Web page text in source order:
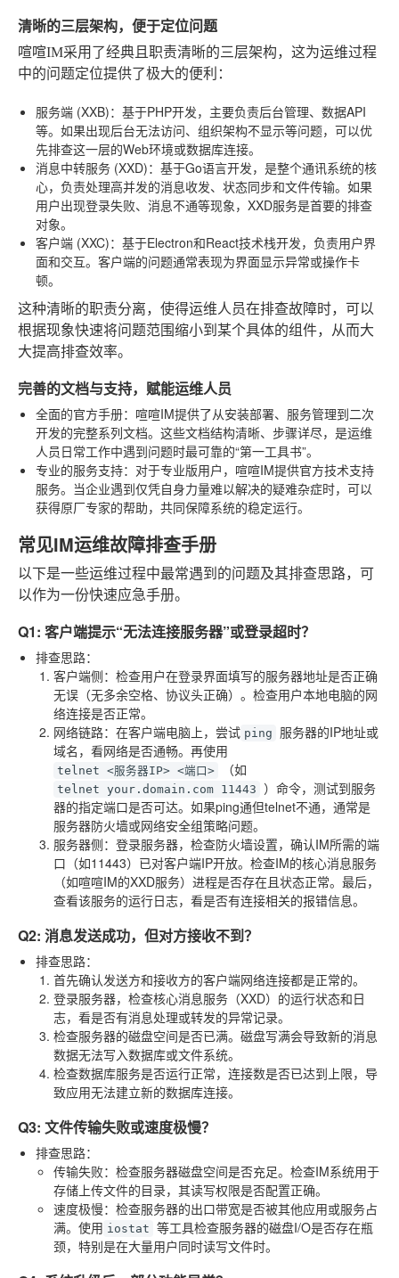
清晰的三层架构，便于定位问题
喧喧IM采用了经典且职责清晰的三层架构，这为运维过程
中的问题定位提供了极大的便利：
服务端 (XXB)：基于PHP开发，主要负责后台管理、数据API
等。如果出现后台无法访问、组织架构不显示等问题，可以优
先排查这一层的Web环境或数据库连接。
消息中转服务 (XXD)：基于Go语言开发，是整个通讯系统的核
心，负责处理高并发的消息收发、状态同步和文件传输。如果
用户出现登录失败、消息不通等现象，XXD服务是首要的排查
对象。
客户端 (XXC)：基于Electron和React技术栈开发，负责用户界
面和交互。客户端的问题通常表现为界面显示异常或操作卡
顿。
这种清晰的职责分离，使得运维人员在排查故障时，可以
根据现象快速将问题范围缩小到某个具体的组件，从而大
大提高排查效率。
完善的文档与支持，赋能运维人员
全面的官方手册：喧喧IM提供了从安装部署、服务管理到二次
开发的完整系列文档。这些文档结构清晰、步骤详尽，是运维
人员日常工作中遇到问题时最可靠的“第一工具书”。
专业的服务支持：对于专业版用户，喧喧IM提供官方技术支持
服务。当企业遇到仅凭自身力量难以解决的疑难杂症时，可以
获得原厂专家的帮助，共同保障系统的稳定运行。
常见IM运维故障排查手册
以下是一些运维过程中最常遇到的问题及其排查思路，可
以作为一份快速应急手册。
Q1: 客户端提示“无法连接服务器”或登录超时？
排查思路：
客户端侧：检查用户在登录界面填写的服务器地址是否正确
无误（无多余空格、协议头正确）。检查用户本地电脑的网
络连接是否正常。
网络链路：在客户端电脑上，尝试 ping
服务器的IP地址或
域名，看网络是否通畅。再使用
telnet <服务器IP> <端口> （如
telnet your.domain.com 11443
）命令，测试到服务
器的指定端口是否可达。如果ping通但telnet不通，通常是
服务器防火墙或网络安全组策略问题。
服务器侧：登录服务器，检查防火墙设置，确认IM所需的端
口（如11443）已对客户端IP开放。检查IM的核心消息服务
（如喧喧IM的XXD服务）进程是否存在且状态正常。最后，
查看该服务的运行日志，看是否有连接相关的报错信息。
Q2: 消息发送成功，但对方接收不到？
排查思路：
首先确认发送方和接收方的客户端网络连接都是正常的。
登录服务器，检查核心消息服务（XXD）的运行状态和日
志，看是否有消息处理或转发的异常记录。
检查服务器的磁盘空间是否已满。磁盘写满会导致新的消息
数据无法写入数据库或文件系统。
检查数据库服务是否运行正常，连接数是否已达到上限，导
致应用无法建立新的数据库连接。
Q3: 文件传输失败或速度极慢？
排查思路：
传输失败：检查服务器磁盘空间是否充足。检查IM系统用于
存储上传文件的目录，其读写权限是否配置正确。
速度极慢：检查服务器的出口带宽是否被其他应用或服务占
满。使用 iostat 等工具检查服务器的磁盘I/O是否存在瓶
颈，特别是在大量用户同时读写文件时。